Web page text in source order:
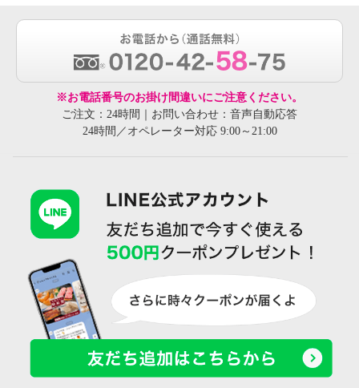
※お電話番号のお掛け間違いにご注意ください。
ご注文：24時間｜お問い合わせ：音声自動応答
24時間／オペレーター対応 9:00～21:00